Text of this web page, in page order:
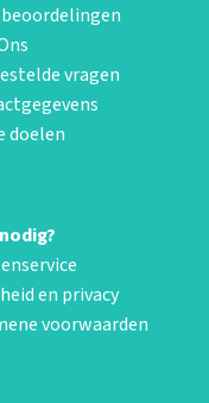
vragen
doelen
en privacy
voorwaarden